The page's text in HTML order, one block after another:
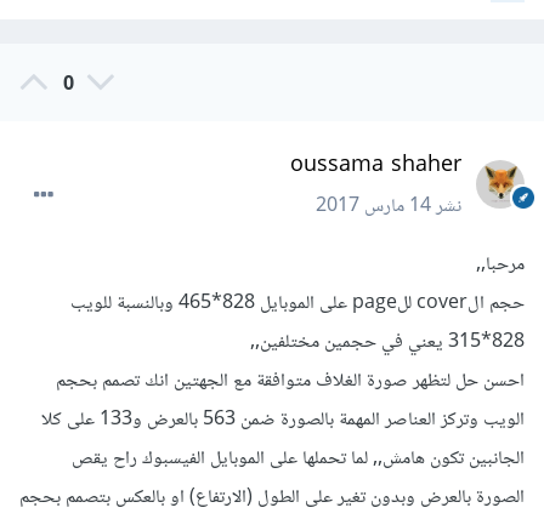
0
oussama shaher
نشر14 مارس 2017
مرحبا,,
حجم الcover للpage على الموبايل 828*465 وبالنسبة للويب
828*315 يعني في حجمين مختلفين,,
احسن حل لتظهر صورة الغلاف متوافقة مع الجهتين انك تصمم بحجم
الويب وتركز العناصر المهمة بالصورة ضمن 563 بالعرض و133 على كلا
الجانبين تكون هامش,, لما تحملها على الموبايل الفيسبوك راح يقص
الصورة بالعرض وبدون تغير على الطول (الارتفاع) او بالعكس بتصمم بحجم